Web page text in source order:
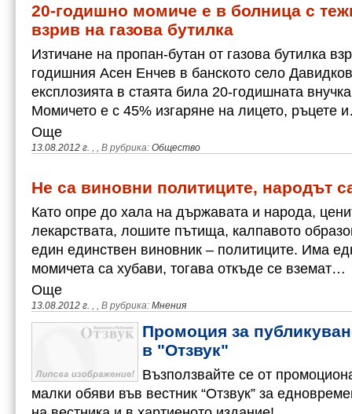
20-годишно момиче е в болница с
взрив на газова бутилка
Изтичане на пропан-бутан от газова бутилка
годишния Асен Енчев в банското село
експлозията в стаята била 20-годишната
Момичето е с 45% изгаряне на лицето, ръцете
13.08.2012 г. , , В рубрика: Общество
Още
Не са виновни политиците, народът
Като опре до хала на държавата и народа,
лекарствата, лошите пътища, калпавото
един единствен виновник – политиците. Има
момичета са хубави, тогава откъде се вземат…
13.08.2012 г. , , В рубрика: Мнения
Още
Промоция за
в "Отзвук"
Възползвайте се от
малки обяви във вестник “Отзвук” за